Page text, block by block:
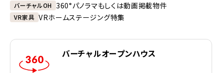
バーチャルOH 360°パノラマもしくは動画掲載物件
VR家具 VRホームステージング特集
バーチャルオープンハウス